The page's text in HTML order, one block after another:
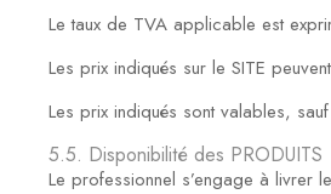
Le taux de TVA applicable est
Les prix indiqués sur le SITE
Les prix indiqués sont valables,
5.5. Disponibilité des PRODUITS
Le professionnel s’engage à livrer